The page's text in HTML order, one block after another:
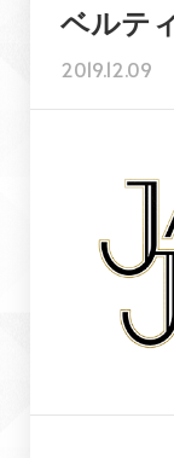
ベルテ
2019.12.09